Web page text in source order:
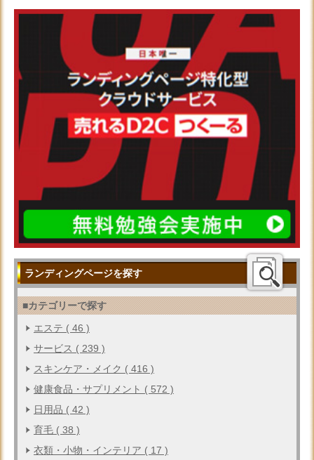
ランディングページを探す
■カテゴリーで探す
エステ ( 46 )
サービス ( 239 )
スキンケア・メイク ( 416 )
健康食品・サプリメント ( 572 )
日用品 ( 42 )
育毛 ( 38 )
衣類・小物・インテリア ( 17 )